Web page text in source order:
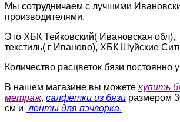
Мы сотрудничаем с лучшими
производителями.
Это ХБК Тейковский( Ивановская
текстиль( г Иваново), ХБК Шуйские
Количество расцветок бязи постоянно
В нашем магазине вы можете купить
метраж, салфетки из бязи размером
см и ленты для пэчворка.